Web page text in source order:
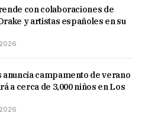
con colaboraciones de
y artistas españoles en su
anuncia campamento de verano
a cerca de 3,000 niños en Los